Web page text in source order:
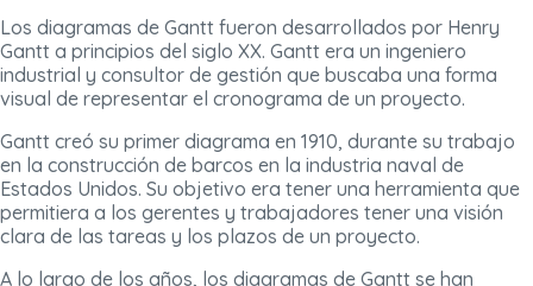
Los diagramas de Gantt fueron desarrollados por Henry
Gantt a principios del siglo XX. Gantt era un ingeniero
industrial y consultor de gestión que buscaba una forma
visual de representar el cronograma de un proyecto.
Gantt creó su primer diagrama en 1910, durante su trabajo
en la construcción de barcos en la industria naval de
Estados Unidos. Su objetivo era tener una herramienta que
permitiera a los gerentes y trabajadores tener una visión
clara de las tareas y los plazos de un proyecto.
A lo largo de los años, los diagramas de Gantt se han